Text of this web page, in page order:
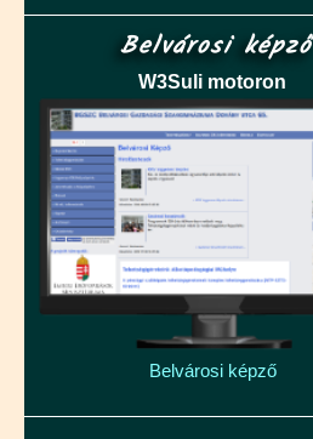
Belvárosi képző
W3Suli motoron
Belvárosi képző